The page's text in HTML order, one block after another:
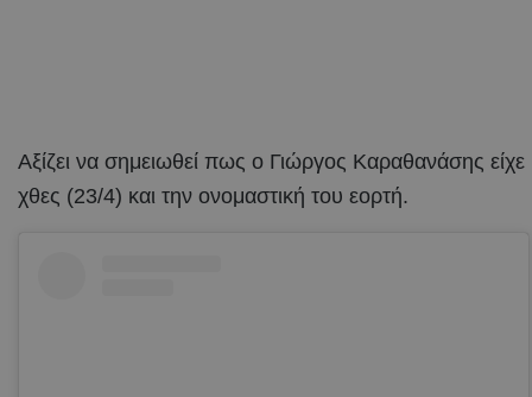
Αξίζει να σημειωθεί πως ο Γιώργος Καραθανάσης είχε
χθες (23/4) και την ονομαστική του εορτή.